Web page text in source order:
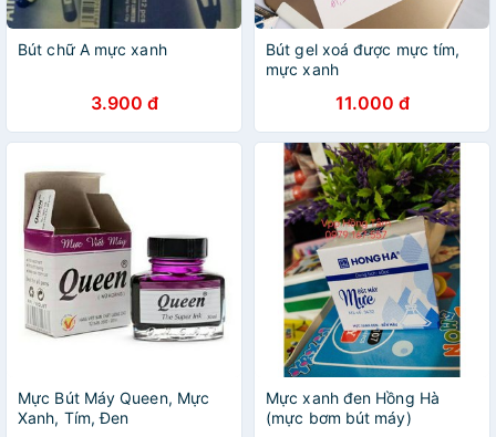
Bút chữ A mực xanh
3.900 đ
Bút gel xoá được mực tím,
mực xanh
11.000 đ
Mực Bút Máy Queen, Mực
Xanh, Tím, Đen
Mực xanh đen Hồng Hà
(mực bơm bút máy)